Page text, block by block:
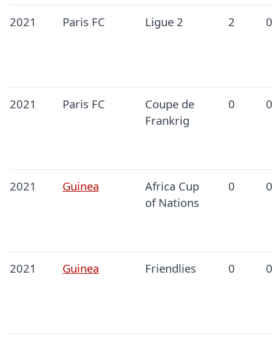
2021 Paris FC Ligue 2 2 0
2021 Paris FC
Coupe de
Frankrig
0 0
2021 Guinea
Africa Cup
of Nations
0 0
2021 Guinea Friendlies 0 0